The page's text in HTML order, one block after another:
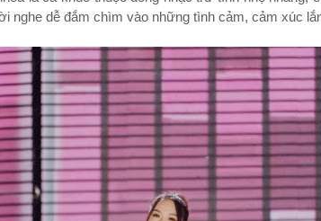
nghe dễ đắm chìm vào những tình cảm, cảm xúc